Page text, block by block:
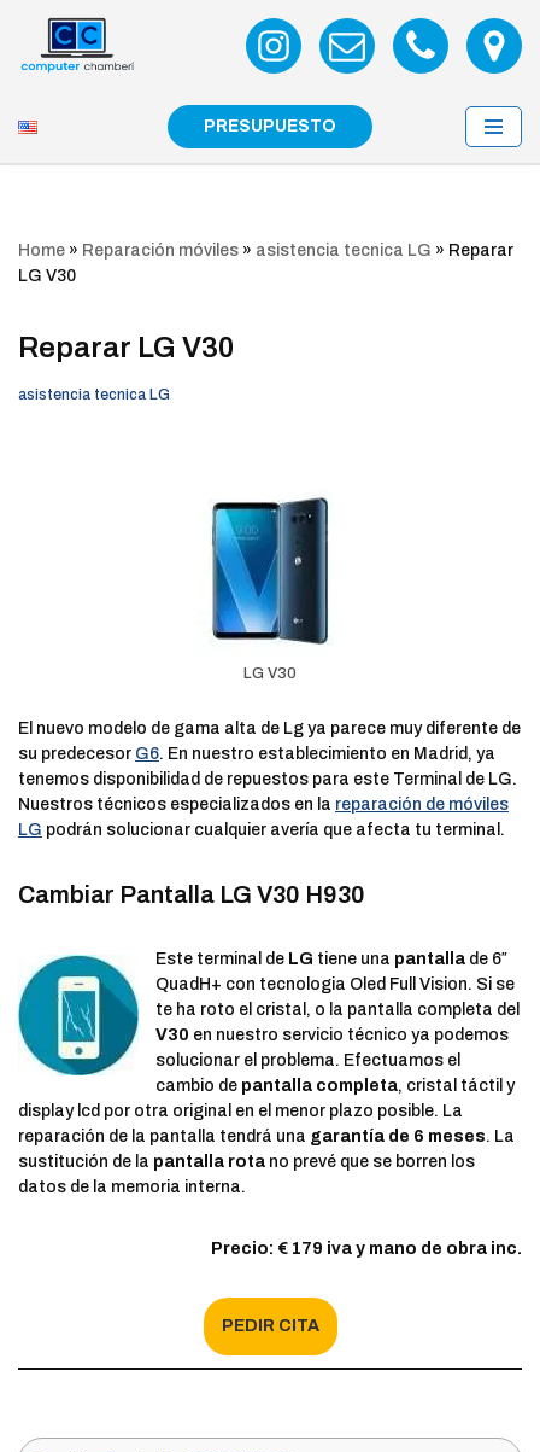
Saltar
PRESUPUESTO
Home » Reparación móviles » asistencia tecnica LG » Reparar
LG V30
Reparar LG V30
asistencia tecnica LG
LG V30
El nuevo modelo de gama alta de Lg ya parece muy diferente de
su predecesor G6. En nuestro establecimiento en Madrid, ya
tenemos disponibilidad de repuestos para este Terminal de LG.
Nuestros técnicos especializados en la reparación de móviles
LG podrán solucionar cualquier avería que afecta tu terminal.
Cambiar Pantalla LG V30 H930
Este terminal de LG tiene una pantalla de 6″
QuadH+ con tecnologia Oled Full Vision. Si se
te ha roto el cristal, o la pantalla completa del
V30 en nuestro servicio técnico ya podemos
solucionar el problema. Efectuamos el
cambio de pantalla completa, cristal táctil y
display lcd por otra original en el menor plazo posible. La
reparación de la pantalla tendrá una garantía de 6 meses. La
sustitución de la pantalla rota no prevé que se borren los
datos de la memoria interna.
Precio: € 179 iva y mano de obra inc.
PEDIR CITA